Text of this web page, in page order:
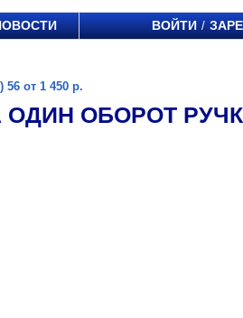
ВОЙТИ /
от 1 450 р.
ОДИН ОБОРОТ